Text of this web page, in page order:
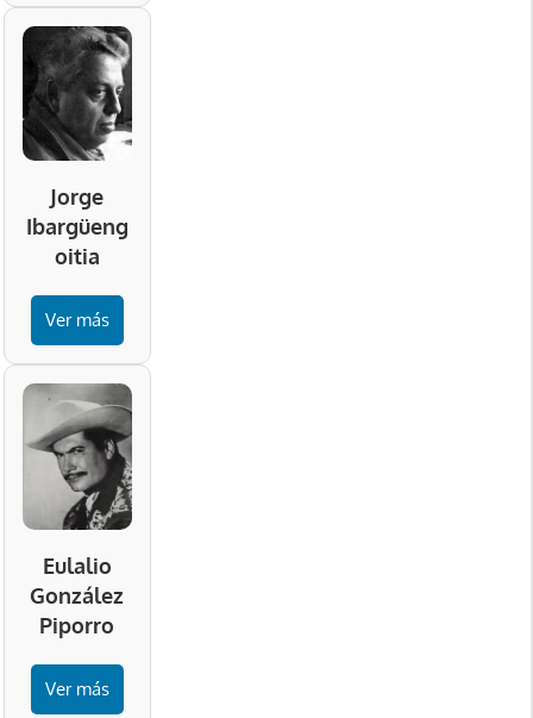
Jorge
Ibargüeng
oitia
Ver más
Eulalio
González
Piporro
Ver más